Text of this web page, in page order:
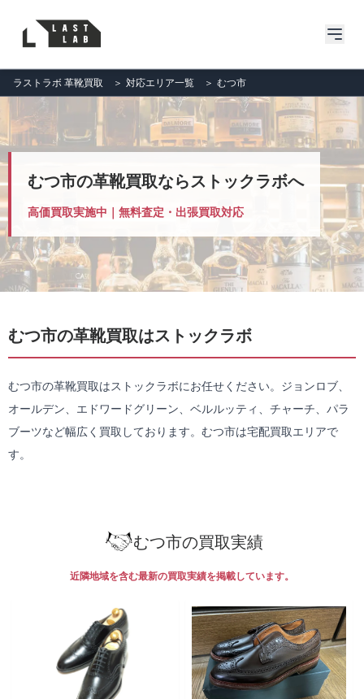
ラストラボ 革靴買取 ＞ 対応エリア一覧 ＞ むつ市
むつ市の革靴買取ならストックラボへ
高価買取実施中｜無料査定・出張買取対応
むつ市の革靴買取はストックラボ
むつ市の革靴買取はストックラボにお任せください。ジョンロブ、
オールデン、エドワードグリーン、ベルルッティ、チャーチ、パラ
ブーツなど幅広く買取しております。むつ市は宅配買取エリアで
す。
むつ市の買取実績
近隣地域を含む最新の買取実績を掲載しています。